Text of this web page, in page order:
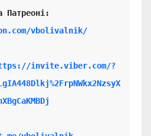
vbolivalnik/
invite.viber.com/?